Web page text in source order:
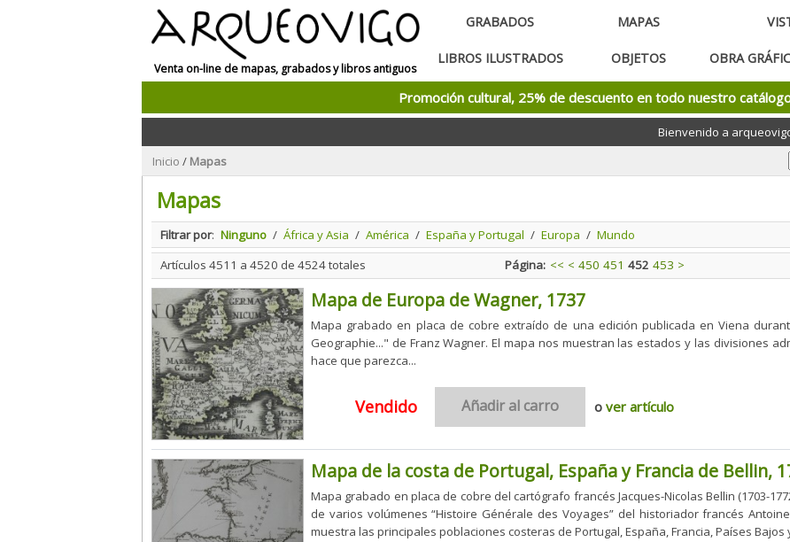
Venta on-line de mapas, grabados y libros antiguos
GRABADOS MAPAS
LIBROS ILUSTRADOS OBJETOS OBRA
Promoción cultural, 25% de descuento en todo nuestro
Bienvenido a
Inicio / Mapas
Mapas
Filtrar por: Ninguno / África y Asia / América / España y Portugal / Europa / Mundo
Artículos 4511 a 4520 de 4524 totales
Página: << < 450 451 452 453 >
Mapa de Europa de Wagner, 1737
Mapa grabado en placa de cobre extraído de una edición publicada en Viena
Geographie..." de Franz Wagner. El mapa nos muestran las estados y las divisiones
hace que parezca...
Vendido Añadir al carro o ver artículo
Mapa de la costa de Portugal, España y Francia de Bellin,
Mapa grabado en placa de cobre del cartógrafo francés Jacques-Nicolas Bellin (1703-
de varios volúmenes “Histoire Générale des Voyages” del historiador francés
muestra las principales poblaciones costeras de Portugal, España, Francia, Países Bajos